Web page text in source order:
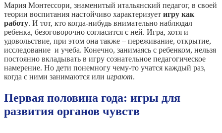
Мария Монтессори, знаменитый итальянский педагог, в своей
теории воспитания настойчиво характеризует игру как
работу. И тот, кто когда-нибудь внимательно наблюдал
ребенка, безоговорочно согласится с ней. Игра, хотя и
удовольствие, при этом она также – переживание, открытие,
исследование и учеба. Конечно, занимаясь с ребенком, нельзя
постоянно вкладывать в игру сознательное педагогическое
намерение. Но дети понемногу чему-то учатся каждый раз,
когда с ними занимаются или играют.
Первая половина года: игры для
развития органов чувств